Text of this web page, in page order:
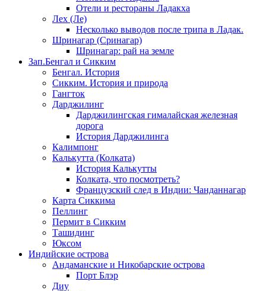
Отели и рестораны Ладакха
Лех (Ле)
Несколько выводов после трипа в Ладак.
Шринагар (Сринагар)
Шринагар: рай на земле
Зап.Бенгал и Сикким
Бенгал. История
Сикким. История и природа
Гангток
Дарджилинг
Дарджилингская гималайская железная
дорога
История Дарджилинга
Калимпонг
Калькутта (Колката)
История Калькутты
Колката, что посмотреть?
Французский след в Индии: Чанданнагар
Карта Сиккима
Пеллинг
Пермит в Сикким
Ташидинг
Юксом
Индийские острова
Андаманские и Никобарские острова
Порт Блэр
Диу